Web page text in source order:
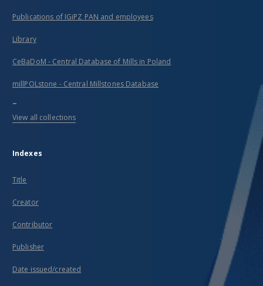
Publications of IGiPZ PAN and employees
Library
CeBaDoM - Central Database of Mills in Poland
millPOLstone - Central Millstones Database
...
View all collections
Indexes
Title
Creator
Contributor
Publisher
Date issued/created